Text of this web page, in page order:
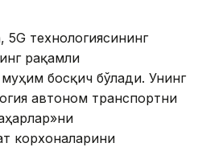
5G технологиясининг
рақамли
босқич бўлади. Унинг
автоном транспортни
корхоналарини